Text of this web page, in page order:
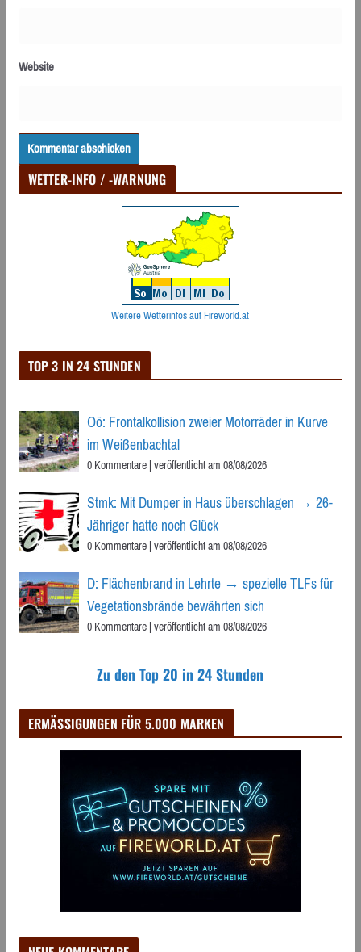
Website
WETTER-INFO / -WARNUNG
Weitere Wetterinfos auf Fireworld.at
TOP 3 IN 24 STUNDEN
Oö: Frontalkollision zweier Motorräder in Kurve
im Weißenbachtal
0 Kommentare|veröffentlicht am 08/08/2026
Stmk: Mit Dumper in Haus überschlagen → 26-
Jähriger hatte noch Glück
0 Kommentare|veröffentlicht am 08/08/2026
D: Flächenbrand in Lehrte → spezielle TLFs für
Vegetationsbrände bewährten sich
0 Kommentare|veröffentlicht am 08/08/2026
Zu den Top 20 in 24 Stunden
ERMÄSSIGUNGEN FÜR 5.000 MARKEN